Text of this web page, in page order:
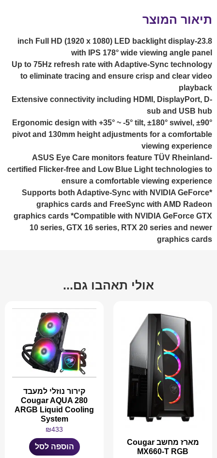
תיאור המוצר
23.8-inch Full HD (1920 x 1080) LED backlight display
with IPS 178° wide viewing angle panel
Up to 75Hz refresh rate with Adaptive-Sync technology
to eliminate tracing and ensure crisp and clear video
playback
Extensive connectivity including HDMI, DisplayPort, D-
sub and USB hub
Ergonomic design with +35° ~ -5° tilt, ±180° swivel, ±90°
pivot and 130mm height adjustments for a comfortable
viewing experience
ASUS Eye Care monitors feature TÜV Rheinland-
certified Flicker-free and Low Blue Light technologies to
ensure a comfortable viewing experience
Supports both Adaptive-Sync with NVIDIA GeForce*
graphics cards and FreeSync with AMD Radeon
graphics cards *Compatible with NVIDIA GeForce GTX
10 series, GTX 16 series, RTX 20 series and newer
graphics cards
אולי תאהבו גם...
מארז מחשב Cougar
MX660-T RGB
קירור נוזלי למעבד
Cougar AQUA 280
ARGB Liquid Cooling
System
₪433
הוספה לסל